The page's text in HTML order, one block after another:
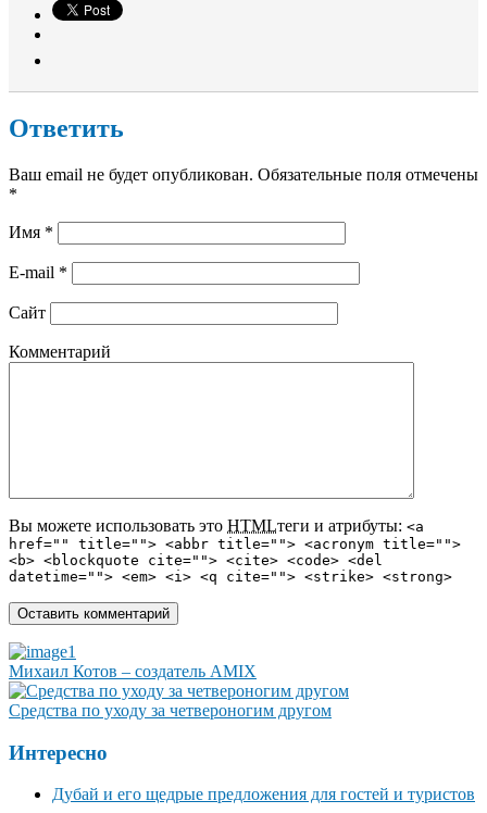
Ответить
Ваш email не будет опубликован. Обязательные поля отмечены
*
Имя *
E-mail *
Сайт
Комментарий
Вы можете использовать это HTMLтеги и атрибуты: <a
href="" title=""> <abbr title=""> <acronym title="">
<b> <blockquote cite=""> <cite> <code> <del
datetime=""> <em> <i> <q cite=""> <strike> <strong>
Михаил Котов – создатель AMIX
Средства по уходу за четвероногим другом
Интересно
Дубай и его щедрые предложения для гостей и туристов